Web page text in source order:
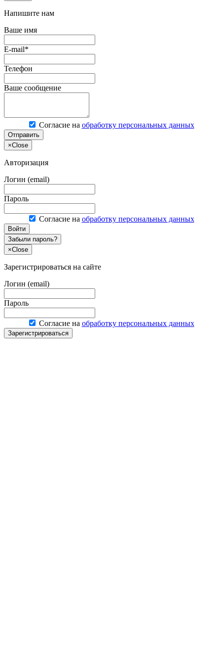
Напишите нам
Ваше имя
E-mail*
Телефон
Ваше сообщение
Согласие на обработку персональных данных
Отправить
×Close
Авторизация
Логин (email)
Пароль
Согласие на обработку персональных данных
Войти
Забыли пароль?
×Close
Зарегистрироваться на сайте
Логин (email)
Пароль
Согласие на обработку персональных данных
Зарегистрироваться